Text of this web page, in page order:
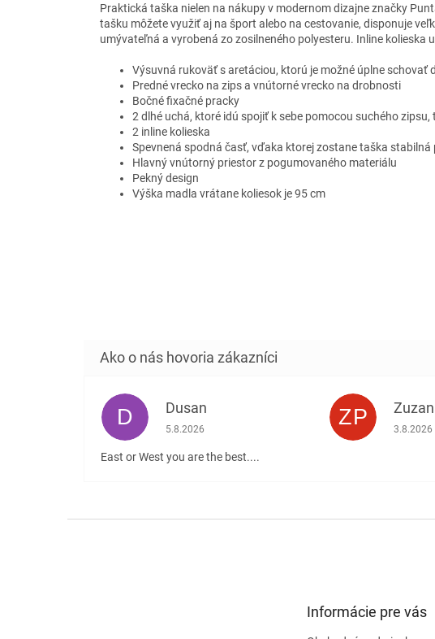
Praktická taška nielen na nákupy v modernom dizajne značky
tašku môžete využiť aj na šport alebo na cestovanie, disponuje
umývateľná a vyrobená zo zosilneného polyesteru. Inline
Výsuvná rukoväť s aretáciou, ktorú je možné úplne schovať
Predné vrecko na zips a vnútorné vrecko na drobnosti
Bočné fixačné pracky
2 dlhé uchá, ktoré idú spojiť k sebe pomocou suchého
2 inline kolieska
Spevnená spodná časť, vďaka ktorej zostane taška stabilná
Hlavný vnútorný priestor z pogumovaného materiálu
Pekný design
Výška madla vrátane koliesok je 95 cm
D Dusan
Hodnotenie obchodu je 5 z 5 hviezdičiek.
5.8.2026
East or West you are the best....
ZP 3.8.2026
Informácie pre vás